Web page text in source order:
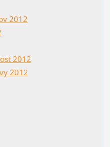
2012
2012
2012